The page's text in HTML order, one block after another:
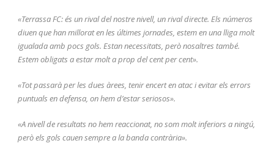
«Terrassa FC: és un rival del nostre nivell, un rival directe. Els números
diuen que han millorat en les últimes jornades, estem en una lliga molt
igualada amb pocs gols. Estan necessitats, però nosaltres també.
Estem obligats a estar molt a prop del cent per cent».
«Tot passarà per les dues àrees, tenir encert en atac i evitar els errors
puntuals en defensa, on hem d’estar seriosos».
«A nivell de resultats no hem reaccionat, no som molt inferiors a ningú,
però els gols cauen sempre a la banda contrària».